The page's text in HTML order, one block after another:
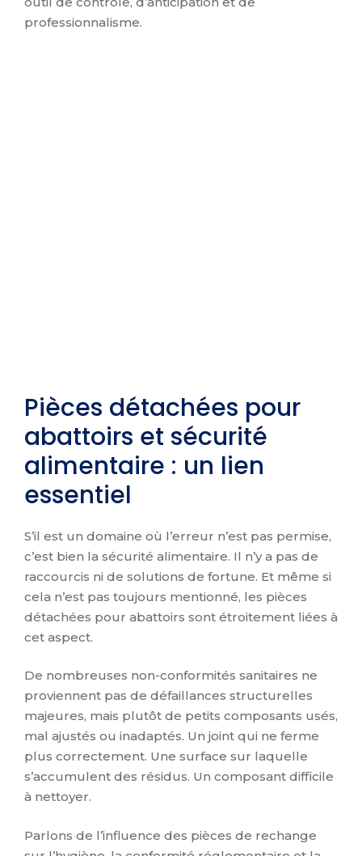
professionnalisme.
Pièces détachées pour
abattoirs et sécurité
alimentaire : un lien
essentiel
S’il est un domaine où l’erreur n’est pas permise,
c’est bien la sécurité alimentaire. Il n’y a pas de
raccourcis ni de solutions de fortune. Et même si
cela n’est pas toujours mentionné, les pièces
détachées pour abattoirs sont étroitement liées à
cet aspect.
De nombreuses non-conformités sanitaires ne
proviennent pas de défaillances structurelles
majeures, mais plutôt de petits composants usés,
mal ajustés ou inadaptés. Un joint qui ne ferme
plus correctement. Une surface sur laquelle
s’accumulent des résidus. Un composant difficile
à nettoyer.
Parlons de l’influence des pièces de rechange